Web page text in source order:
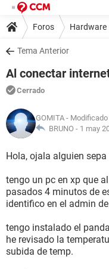
Foros Hardware
Tema Anterior
Al conectar
Cerrado
GOMITA -
BRUNO - 1 may
Hola, ojala alguien sepa
tengo un pc en xp que
pasados 4 minutos de
identifico en el admin
tengo instalado el
he revisado la
subida de temp.